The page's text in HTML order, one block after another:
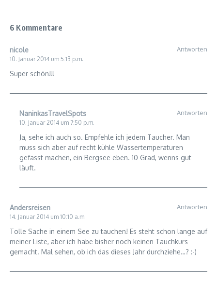
6 Kommentare
nicole
10. Januar 2014 um 5:13 p.m.
Antworten
Super schön!!!
NaninkasTravelSpots
10. Januar 2014 um 7:50 p.m.
Antworten
Ja, sehe ich auch so. Empfehle ich jedem Taucher. Man
muss sich aber auf recht kühle Wassertemperaturen
gefasst machen, ein Bergsee eben. 10 Grad, wenns gut
läuft.
Andersreisen
14. Januar 2014 um 10:10 a.m.
Antworten
Tolle Sache in einem See zu tauchen! Es steht schon lange auf
meiner Liste, aber ich habe bisher noch keinen Tauchkurs
gemacht. Mal sehen, ob ich das dieses Jahr durchziehe…? :-)